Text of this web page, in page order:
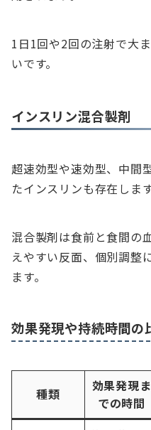
1日1回や2回の注射で大
いです。
インスリン混合製剤
超速効型や速効型、中間
たインスリンも存在します
混合製剤は食前と食間の
えやすい反面、個別調整
ます。
効果発現や持続時間の
種類
効果発現ま
での時間